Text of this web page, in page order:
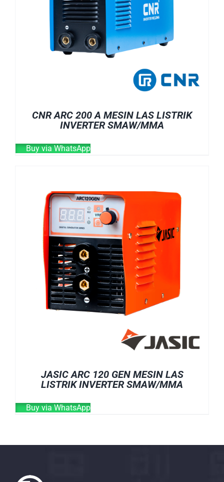
CNR ARC 200 A MESIN LAS LISTRIK
INVERTER SMAW/MMA
Buy via WhatsApp
JASIC ARC 120 GEN MESIN LAS
LISTRIK INVERTER SMAW/MMA
Buy via WhatsApp